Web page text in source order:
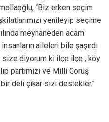
“Biz erken seçim
yenileyip seçime
meyhaneden adam
insanların aileleri bile şaşırdı
size diyorum ki ilçe ilçe , köy
partimizi ve Milli Görüş
bir deli çıkar sizi destekler.”